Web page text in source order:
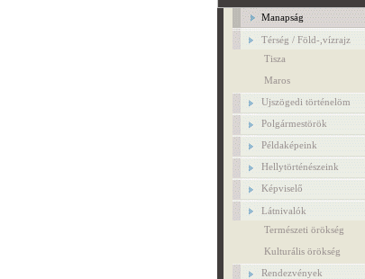
Manapság
Térség / Föld-,vízrajz
Tisza
Maros
Ujszögedi történelöm
Polgármestörök
Példaképeink
Hellytörténészeink
Képviselő
Látnivalók
Természeti örökség
Kulturális örökség
Rendezvények